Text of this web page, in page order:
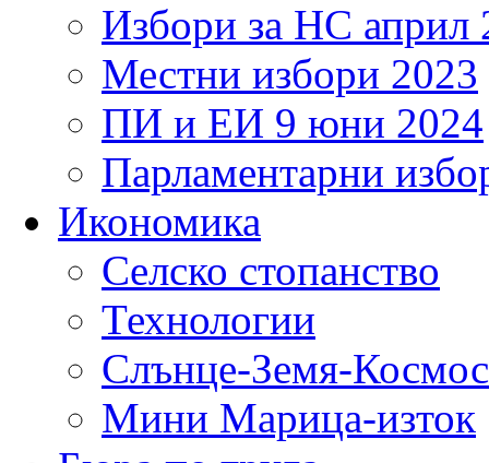
Избори за НС април
Местни избори 2023
ПИ и ЕИ 9 юни 2024
Парламентарни
Икономика
Селско стопанство
Технологии
Слънце-Земя-Космос
Мини Марица-изток